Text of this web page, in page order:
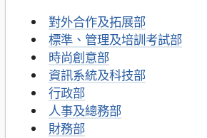
對外合作及拓展部
標準、管理及培訓考試部
時尚創意部
資訊系統及科技部
行政部
人事及總務部
財務部